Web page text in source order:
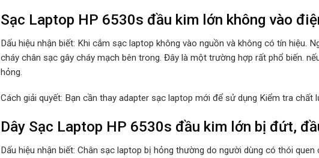
Sạc Laptop HP 6530s đầu kim lớn không vào
Dấu hiệu nhận biết: Khi cắm sạc laptop không vào nguồn và không có tín hiệu.
cháy chân sạc gây cháy mạch bên trong. Đây là một trường hợp rất phổ biến.
hỏng.
Cách giải quyết: Bạn cần thay adapter sạc laptop mới để sử dụng Kiểm tra chất
Dây Sạc Laptop HP 6530s đầu kim lớn bị đứt,
Dấu hiệu nhận biết: Chân sạc laptop bị hỏng thường do người dùng có thói